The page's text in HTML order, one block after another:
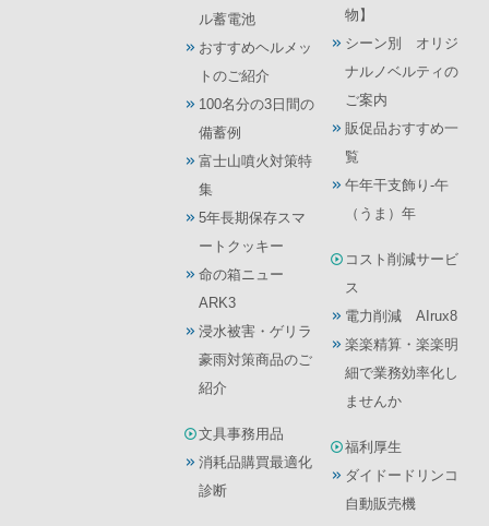
ル蓄電池
おすすめヘルメッ
トのご紹介
100名分の3日間の
備蓄例
富士山噴火対策特
集
5年長期保存スマ
ートクッキー
命の箱ニュー
ARK3
浸水被害・ゲリラ
豪雨対策商品のご
紹介
文具事務用品
消耗品購買最適化
診断
物】
シーン別 オリジ
ナルノベルティの
ご案内
販促品おすすめ一
覧
午年干支飾り-午
（うま）年
コスト削減サービ
ス
電力削減 AIrux8
楽楽精算・楽楽明
細で業務効率化し
ませんか
福利厚生
ダイドードリンコ
自動販売機